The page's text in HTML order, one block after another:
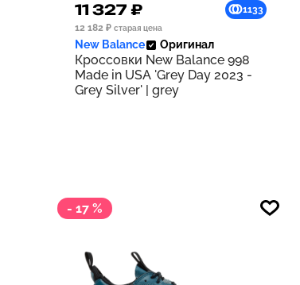
11 327 ₽
1133
12 182 ₽ старая цена
New Balance Оригинал
Кроссовки New Balance 998
Made in USA 'Grey Day 2023 -
Grey Silver' | grey
- 17 %